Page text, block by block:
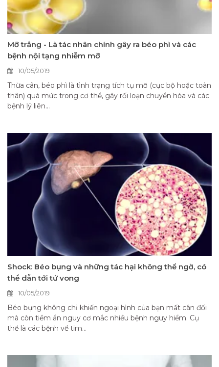
Mỡ trắng - Là tác nhân chính gây ra béo phì và các
bệnh nội tạng nhiễm mỡ
10/05/2019
Thừa cân, béo phì là tình trạng tích tụ mỡ (cục bộ hoặc toàn
thân) quá mức trong cơ thể, gây rối loạn chuyển hóa và các
bệnh lý liên...
Shock: Béo bụng và những tác hại không thể ngờ, có
thể dẫn tới tử vong
10/05/2019
Béo bụng không chỉ khiến ngoại hình của bạn mất cân đối
mà còn tiềm ẩn nguy cơ mắc nhiều bệnh nguy hiểm. Cụ
thể là các bệnh về tim...